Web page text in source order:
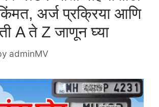
अर्ज प्रक्रिया आणि
A ते Z जाणून घ्या
adminMV